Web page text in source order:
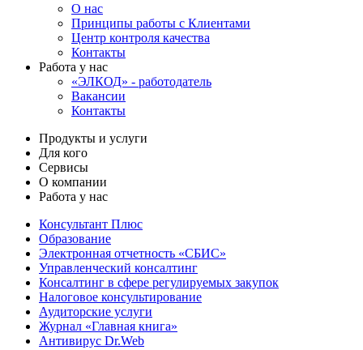
О нас
Принципы работы с Клиентами
Центр контроля качества
Контакты
Работа у нас
«ЭЛКОД» - работодатель
Вакансии
Контакты
Продукты и услуги
Для кого
Сервисы
О компании
Работа у нас
Консультант Плюс
Образование
Электронная отчетность «СБИС»
Управленческий консалтинг
Консалтинг в сфере регулируемых закупок
Налоговое консультирование
Аудиторские услуги
Журнал «Главная книга»
Антивирус Dr.Web